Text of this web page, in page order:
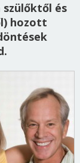
és
hozott